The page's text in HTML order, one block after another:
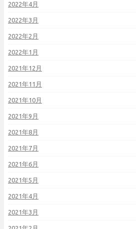
2022年4月
2022年3月
2022年2月
2022年1月
2021年12月
2021年11月
2021年10月
2021年9月
2021年8月
2021年7月
2021年6月
2021年5月
2021年4月
2021年3月